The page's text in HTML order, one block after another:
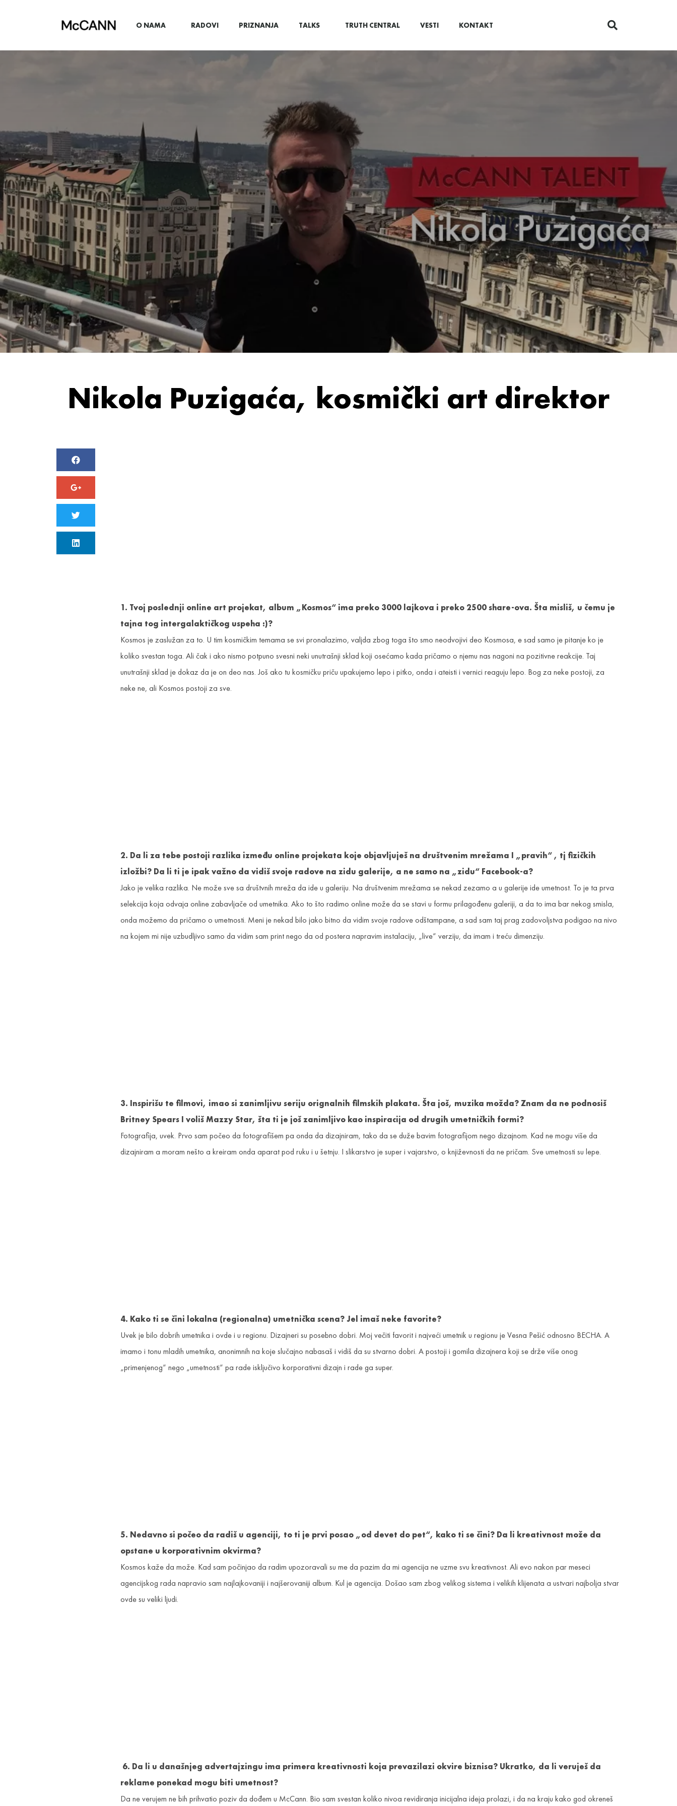
O NAMA RADOVI PRIZNANJA TALKS TRUTH CENTRAL VESTI KONTAKT
Nikola Puzigaća, kosmički art direktor
1. Tvoj poslednji online art projekat, album „Kosmos“ ima preko 3000 lajkova i preko 2500 share-ova. Šta misliš, u čemu je
tajna tog intergalaktičkog uspeha :)?
Kosmos je zaslužan za to. U tim kosmičkim temama se svi pronalazimo, valjda zbog toga što smo neodvojivi deo Kosmosa, e sad samo je pitanje ko je
koliko svestan toga. Ali čak i ako nismo potpuno svesni neki unutrašnji sklad koji osećamo kada pričamo o njemu nas nagoni na pozitivne reakcije. Taj
unutrašnji sklad je dokaz da je on deo nas. Još ako tu kosmičku priču upakujemo lepo i pitko, onda i ateisti i vernici reaguju lepo. Bog za neke postoji, za
neke ne, ali Kosmos postoji za sve.
2. Da li za tebe postoji razlika između online projekata koje objavljuješ na društvenim mrežama I „pravih“ , tj fizičkih
izložbi? Da li ti je ipak važno da vidiš svoje radove na zidu galerije, a ne samo na „zidu“ Facebook-a?
Jako je velika razlika. Ne može sve sa društvnih mreža da ide u galeriju. Na društvenim mrežama se nekad zezamo a u galerije ide umetnost. To je ta prva
selekcija koja odvaja online zabavljače od umetnika. Ako to što radimo online može da se stavi u formu prilagođenu galeriji, a da to ima bar nekog smisla,
onda možemo da pričamo o umetnosti. Meni je nekad bilo jako bitno da vidim svoje radove odštampane, a sad sam taj prag zadovoljstva podigao na nivo
na kojem mi nije uzbudljivo samo da vidim sam print nego da od postera napravim instalaciju, „live“ verziju, da imam i treću dimenziju.
3. Inspirišu te filmovi, imao si zanimljivu seriju orignalnih filmskih plakata. Šta još, muzika možda? Znam da ne podnosiš
Britney Spears I voliš Mazzy Star, šta ti je još zanimljivo kao inspiracija od drugih umetničkih formi?
Fotografija, uvek. Prvo sam počeo da fotografišem pa onda da dizajniram, tako da se duže bavim fotografijom nego dizajnom. Kad ne mogu više da
dizajniram a moram nešto a kreiram onda aparat pod ruku i u šetnju. I slikarstvo je super i vajarstvo, o književnosti da ne pričam. Sve umetnosti su lepe.
4. Kako ti se čini lokalna (regionalna) umetnička scena? Jel imaš neke favorite?
Uvek je bilo dobrih umetnika i ovde i u regionu. Dizajneri su posebno dobri. Moj večiti favorit i najveći umetnik u regionu je Vesna Pešić odnosno BECHA. A
imamo i tonu mladih umetnika, anonimnih na koje slučajno nabasaš i vidiš da su stvarno dobri. A postoji i gomila dizajnera koji se drže više onog
„primenjenog“ nego „umetnosti“ pa rade isključivo korporativni dizajn i rade ga super.
5. Nedavno si počeo da radiš u agenciji, to ti je prvi posao „od devet do pet“, kako ti se čini? Da li kreativnost može da
opstane u korporativnim okvirma?
Kosmos kaže da može. Kad sam počinjao da radim upozoravali su me da pazim da mi agencija ne uzme svu kreativnost. Ali evo nakon par meseci
agencijskog rada napravio sam najlajkovaniji i najšerovaniji album. Kul je agencija. Došao sam zbog velikog sistema i velikih klijenata a ustvari najbolja stvar
ovde su veliki ljudi.
6. Da li u današnjeg advertajzingu ima primera kreativnosti koja prevazilazi okvire biznisa? Ukratko, da li veruješ da
reklame ponekad mogu biti umetnost?
Da ne verujem ne bih prihvatio poziv da dođem u McCann. Bio sam svestan koliko nivoa revidiranja inicijalna ideja prolazi, i da na kraju kako god okreneš